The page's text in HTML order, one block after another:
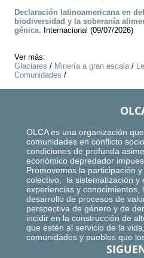
Declaración latinoamericana en
biodiversidad y la soberanía
génica. Internacional (09/07/2026)
Ver más:
Glaciares / Minería a gran escala/
Comunidades /
OLCA es una organización
comunidades en conflicto
condiciones de profunda
económico depredador
Promovemos la participación
colectivo, la sistematización y
experiencias y conocimientos,
desarrollo de procesos de
perspectiva de género y de
incidir en la construcción de
que estén al servicio de la
comunidades y pueblos que